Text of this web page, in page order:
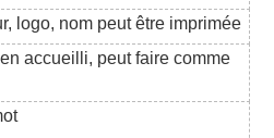
logo, nom peut être imprimée
accueilli, peut faire comme